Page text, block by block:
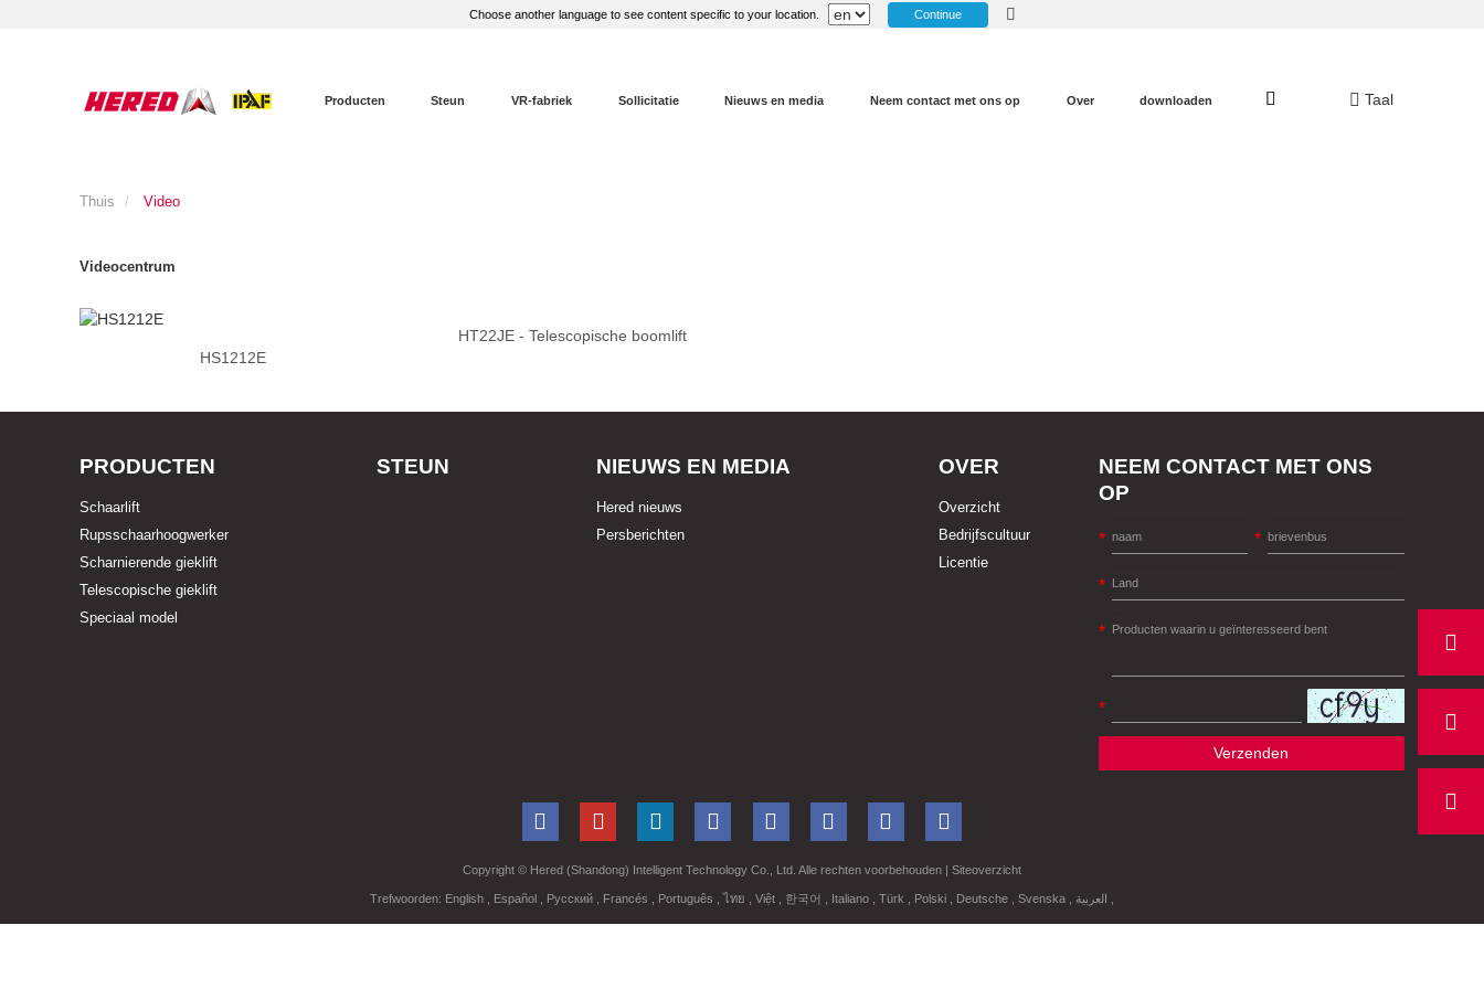
Choose another language to see content specific to your location. Continue
Producten Steun VR-fabriek Sollicitatie Nieuws en media Neem contact met ons op Over downloaden Taal
Thuis Video
Videocentrum
HS1212E
HT22JE - Telescopische boomlift
PRODUCTEN
Schaarlift
Rupsschaarhoogwerker
Scharnierende gieklift
Telescopische gieklift
Speciaal model
STEUN NIEUWS EN MEDIA
Hered nieuws
Persberichten
OVER
Overzicht
Bedrijfscultuur
Licentie
NEEM CONTACT MET ONS
OP
Verzenden
Copyright © Hered (Shandong) Intelligent Technology Co., Ltd. Alle rechten voorbehouden | Siteoverzicht
Trefwoorden: English Español Русский Francés Português ,ไทย Việt 한국어 Italiano Türk Polski Deutsche Svenska